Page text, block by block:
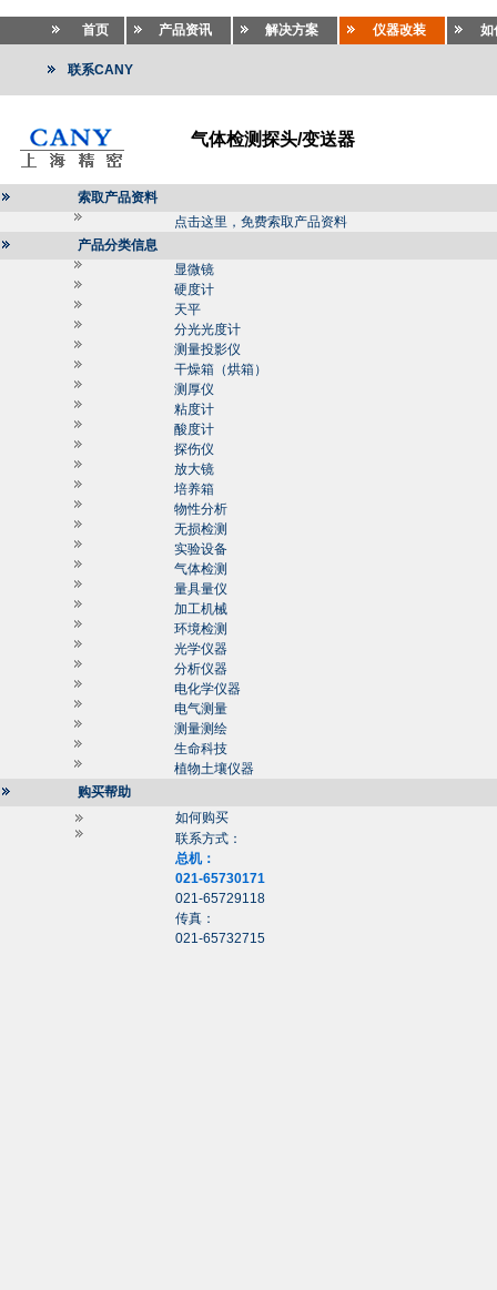
首页 产品资讯 解决方案 仪器改装 如
联系CANY
气体检测探头/变送器
索取产品资料
点击这里，免费索取产品资料
产品分类信息
显微镜
硬度计
天平
分光光度计
测量投影仪
干燥箱（烘箱）
测厚仪
粘度计
酸度计
探伤仪
放大镜
培养箱
物性分析
无损检测
实验设备
气体检测
量具量仪
加工机械
环境检测
光学仪器
分析仪器
电化学仪器
电气测量
测量测绘
生命科技
植物土壤仪器
购买帮助
如何购买
联系方式：
总机：
021-65730171
021-65729118
传真：
021-65732715